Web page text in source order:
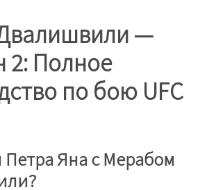
—
2: Полное
по бою UFC
Петра Яна с Мерабом